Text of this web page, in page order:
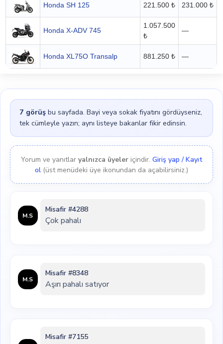
Honda SH 125 221.500 ₺ 231.000 ₺
Honda X-ADV 745
1.057.500
₺
—
Honda XL75O Transalp 881.250 ₺ —
7 görüşbu sayfada. Bayi veya sokak fiyatını gördüyseniz,
tek cümleyle yazın; aynı listeye bakanlar fikir edinsin.
Yorum ve yanıtlar yalnızca üyeleriçindir. Giriş yap / Kayıt
ol (üst menüdeki üye ikonundan da açabilirsiniz.)
M.S
Misafir #4288
Çok pahalı
M.S
Misafir #8348
Aşırı pahalı satıyor
Misafir #7155